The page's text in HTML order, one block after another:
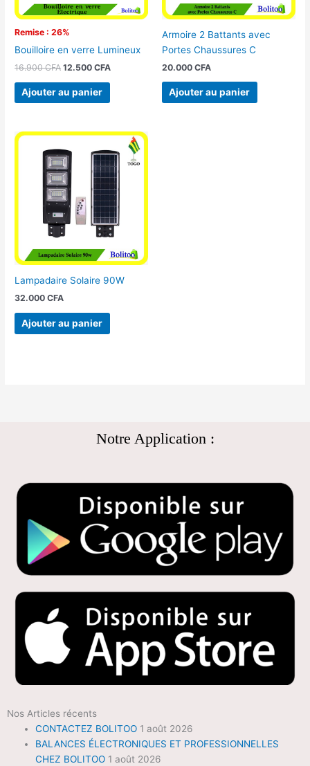
Remise : 26%
Bouilloire en verre Lumineux
16.900CFA 12.500CFA
Ajouter au panier
Armoire 2 Battants avec
Portes Chaussures C
20.000 CFA
Ajouter au panier
Lampadaire Solaire 90W
32.000CFA
Ajouter au panier
Notre Application :
Nos Articles récents
CONTACTEZ BOLITOO 1 août 2026
BALANCES ÉLECTRONIQUES ET PROFESSIONNELLES
CHEZ BOLITOO 1 août 2026